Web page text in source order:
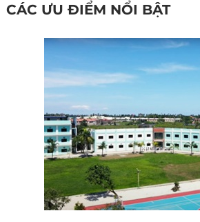
CÁC ƯU ĐIỂM NỔI BẬT